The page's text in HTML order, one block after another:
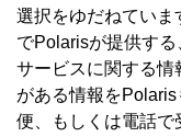
選択をゆだねていま
でPolarisが提供す
サービスに関する情
がある情報を
便、もしくは電話で